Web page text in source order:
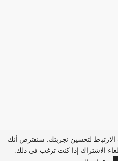
لتحسين تجربتك. سنفترض أنك
الاشتراك إذا كنت ترغب في ذلك.